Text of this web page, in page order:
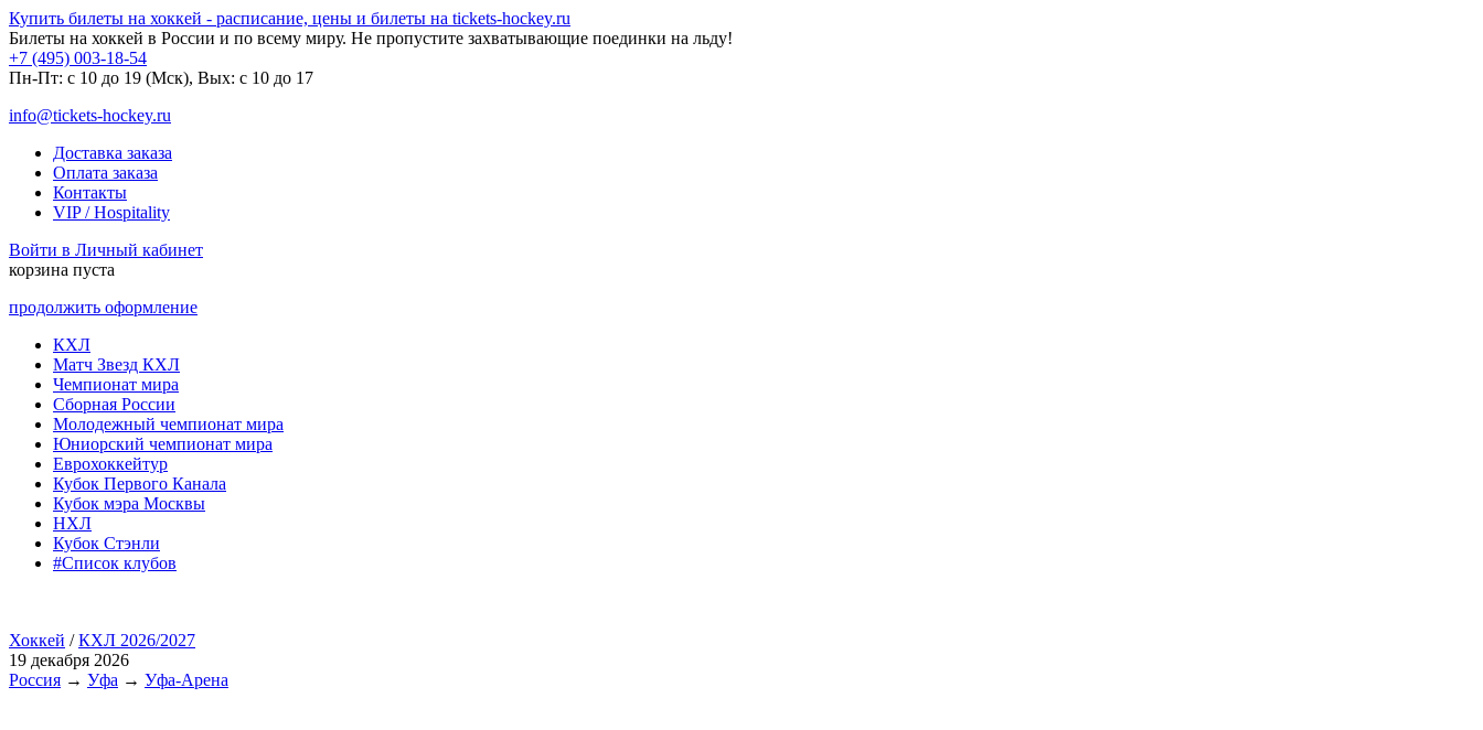
Купить билеты на хоккей - расписание, цены и билеты на tickets-hockey.ru
Билеты на хоккей в России и по всему миру. Не пропустите захватывающие поединки на льду!
+7 (495) 003-18-54
Пн-Пт: c 10 до 19 (Мск), Вых: с 10 до 17
info@tickets-hockey.ru
Доставка заказа
Оплата заказа
Контакты
VIP / Hospitality
Войти в Личный кабинет
корзина пуста
продолжить оформление
КХЛ
Матч Звезд КХЛ
Чемпионат мира
Сборная России
Молодежный чемпионат мира
Юниорский чемпионат мира
Еврохоккейтур
Кубок Первого Канала
Кубок мэра Москвы
НХЛ
Кубок Стэнли
#Список клубов
Хоккей /КХЛ 2026/2027
19 декабря 2026
Россия → Уфа → Уфа-Арена